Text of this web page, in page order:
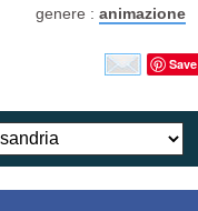
genere : animazione
Save